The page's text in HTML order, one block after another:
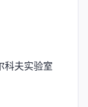
夫实验室